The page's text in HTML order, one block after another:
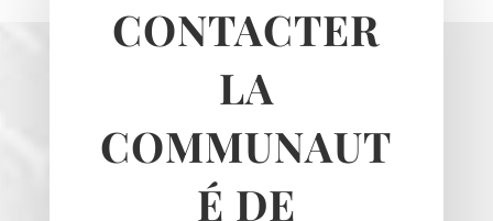
Haravilliers
Le Perchay
Longuesse
CONTACTER
LA
COMMUNAUT
É DE